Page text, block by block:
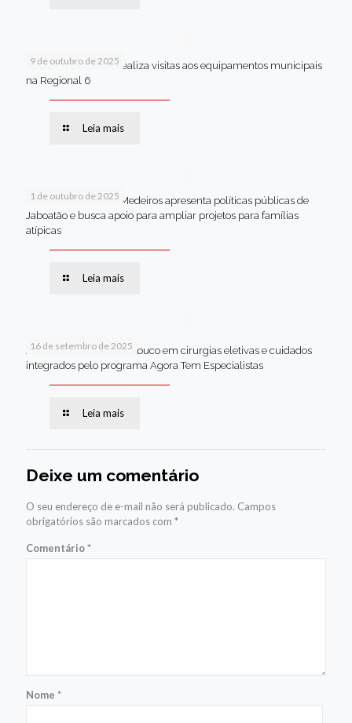
9 de outubro de 2025
Van dos secretários realiza visitas aos equipamentos municipais
na Regional 6
Leia mais
1 de outubro de 2025
Em Brasília, Andréa Medeiros apresenta políticas públicas de
Jaboatão e busca apoio para ampliar projetos para famílias
atípicas
Leia mais
16 de setembro de 2025
Jaboatão lidera Pernambuco em cirurgias eletivas e cuidados
integrados pelo programa Agora Tem Especialistas
Leia mais
Deixe um comentário
O seu endereço de e-mail não será publicado. Campos
obrigatórios são marcados com *
Comentário*
Nome *